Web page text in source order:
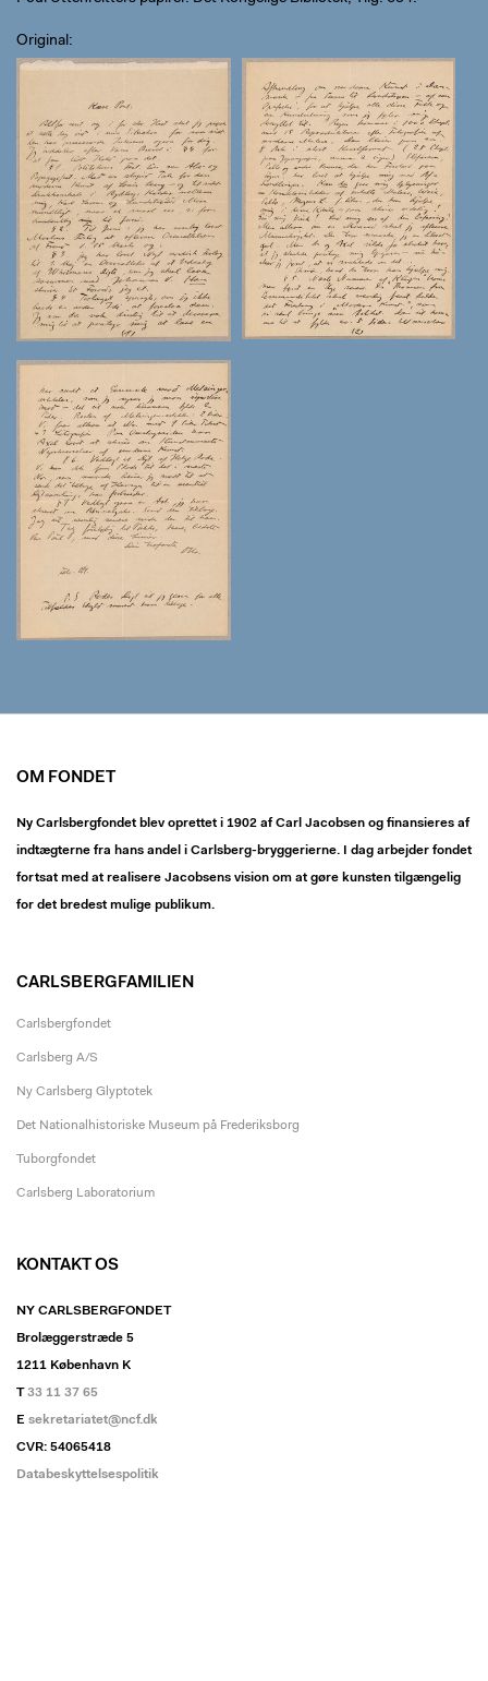
Original
OM FONDET
Ny Carlsbergfondet blev oprettet i 1902 af Carl Jacobsen og finansieres af
indtægterne fra hans andel i Carlsberg-bryggerierne. I dag arbejder fondet
fortsat med at realisere Jacobsens vision om at gøre kunsten tilgængelig
for det bredest mulige publikum.
CARLSBERGFAMILIEN
Carlsbergfondet
Carlsberg A/S
Ny Carlsberg Glyptotek
Det Nationalhistoriske Museum på Frederiksborg
Tuborgfondet
Carlsberg Laboratorium
KONTAKT OS
NY CARLSBERGFONDET
Brolæggerstræde 5
1211 København K
T 33 11 37 65
E sekretariatet@ncf.dk
CVR: 54065418
Databeskyttelsespolitik